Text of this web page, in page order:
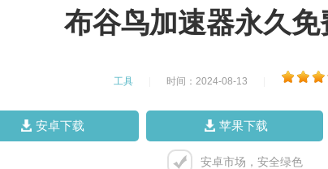
布谷鸟加速器永久免
工具 时间：2024-08-13
安卓下载 苹果下载
安卓市场，安全绿色